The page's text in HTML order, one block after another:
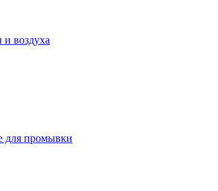
воздуха
для промывки